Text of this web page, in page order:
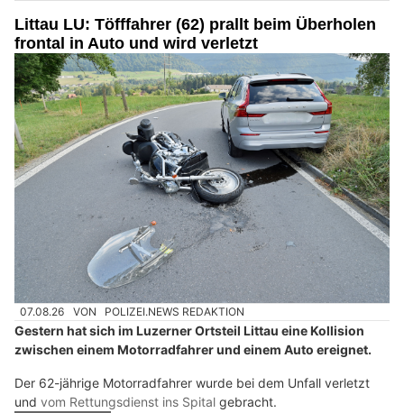
Littau LU: Töfffahrer (62) prallt beim Überholen
frontal in Auto und wird verletzt
07.08.26 VON POLIZEI.NEWS REDAKTION
Gestern hat sich im Luzerner Ortsteil Littau eine Kollision
zwischen einem Motorradfahrer und einem Auto ereignet.
Der 62-jährige Motorradfahrer wurde bei dem Unfall verletzt
und vom Rettungsdienst ins Spital gebracht.